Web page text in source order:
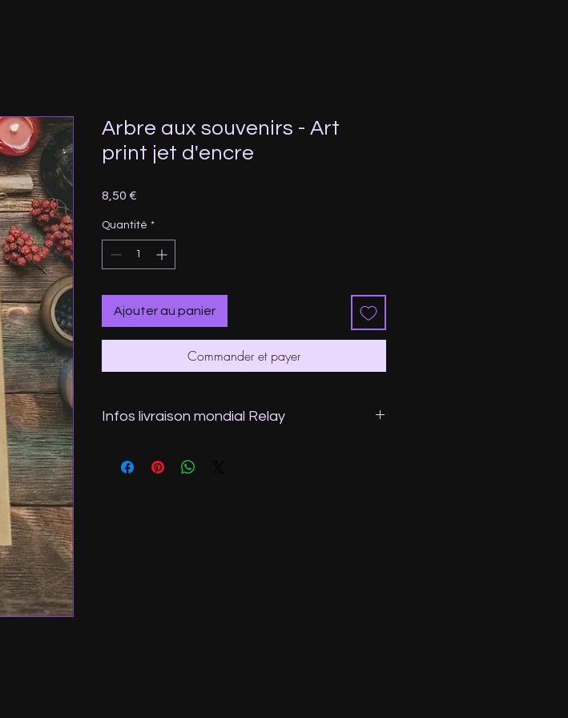
Arbre aux souvenirs - Art
print jet d'encre
8,50 €
Quantité *
Ajouter au panier
Commander et payer
Infos livraison mondial Relay
préféré, ou bien je ferai en sorte de choisir le plus